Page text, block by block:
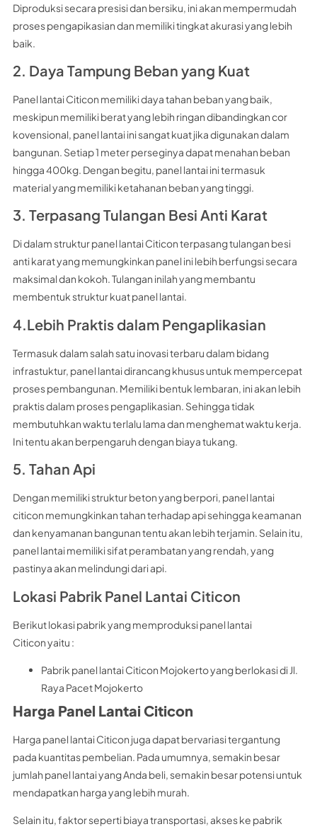
Diproduksi secara presisi dan bersiku, ini akan mempermudah
proses pengapikasian dan memiliki tingkat akurasi yang lebih
baik.
2. Daya Tampung Beban yang Kuat
Panel lantai Citicon memiliki daya tahan beban yang baik,
meskipun memiliki berat yang lebih ringan dibandingkan cor
kovensional, panel lantai ini sangat kuat jika digunakan dalam
bangunan. Setiap 1 meter perseginya dapat menahan beban
hingga 400kg. Dengan begitu, panel lantai ini termasuk
material yang memiliki ketahanan beban yang tinggi.
3. Terpasang Tulangan Besi Anti Karat
Di dalam struktur panel lantai Citicon terpasang tulangan besi
anti karat yang memungkinkan panel ini lebih berfungsi secara
maksimal dan kokoh. Tulangan inilah yang membantu
membentuk struktur kuat panel lantai.
4.Lebih Praktis dalam Pengaplikasian
Termasuk dalam salah satu inovasi terbaru dalam bidang
infrastuktur, panel lantai dirancang khusus untuk mempercepat
proses pembangunan. Memiliki bentuk lembaran, ini akan lebih
praktis dalam proses pengaplikasian. Sehingga tidak
membutuhkan waktu terlalu lama dan menghemat waktu kerja.
Ini tentu akan berpengaruh dengan biaya tukang.
5. Tahan Api
Dengan memiliki struktur beton yang berpori, panel lantai
citicon memungkinkan tahan terhadap api sehingga keamanan
dan kenyamanan bangunan tentu akan lebih terjamin. Selain itu,
panel lantai memiliki sifat perambatan yang rendah, yang
pastinya akan melindungi dari api.
Lokasi Pabrik Panel Lantai Citicon
Berikut lokasi pabrik yang memproduksi panel lantai
Citicon yaitu :
Pabrik panel lantai Citicon Mojokerto yang berlokasi di Jl.
Raya Pacet Mojokerto
Harga Panel Lantai Citicon
Harga panel lantai Citicon juga dapat bervariasi tergantung
pada kuantitas pembelian. Pada umumnya, semakin besar
jumlah panel lantai yang Anda beli, semakin besar potensi untuk
mendapatkan harga yang lebih murah.
Selain itu, faktor seperti biaya transportasi, akses ke pabrik